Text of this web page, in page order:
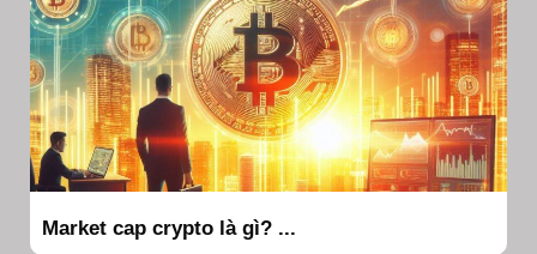
Market cap crypto là gì? ...